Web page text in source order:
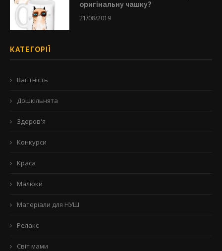
оригінальну чашку?
21/08/2019
КАТЕГОРІЇ
Вагітність
Дошкільнята
Здоров'я
Конкурси
Краса
Малюки
Матеріали для НУШ
Релакс
Світ мами